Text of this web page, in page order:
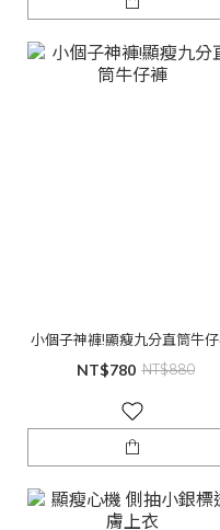
小個子神褲!顯瘦九分直筒牛
NT$780 NT$880